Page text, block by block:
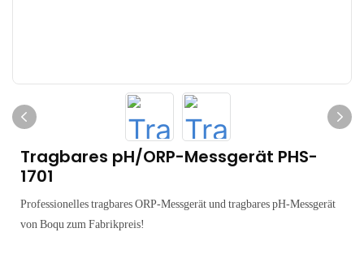
Tragbares pH/ORP-Messgerät PHS-
1701
Professionelles tragbares ORP-Messgerät und tragbares pH-Messgerät
von Boqu zum Fabrikpreis!